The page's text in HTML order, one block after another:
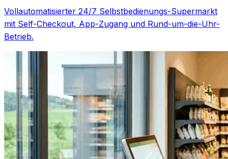
Vollautomatisierter 24/7 Selbstbedienungs-Supermarkt
mit Self-Checkout, App-Zugang und Rund-um-die-Uhr-
Betrieb.